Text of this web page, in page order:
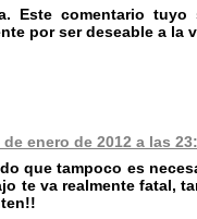
Este comentario
por ser deseable a la
de enero de 2012 a las
que tampoco es
te va realmente fatal,